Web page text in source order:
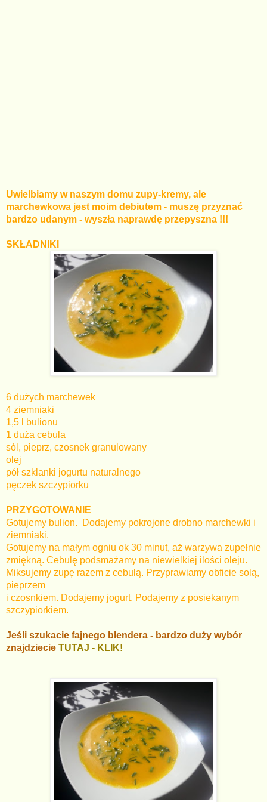
Uwielbiamy w naszym domu zupy-kremy, ale
marchewkowa jest moim debiutem - muszę przyznać
bardzo udanym - wyszła naprawdę przepyszna !!!
SKŁADNIKI
6 dużych marchewek
4 ziemniaki
1,5 l bulionu
1 duża cebula
sól, pieprz, czosnek granulowany
olej
pół szklanki jogurtu naturalnego
pęczek szczypiorku
PRZYGOTOWANIE
Gotujemy bulion. Dodajemy pokrojone drobno marchewki i
ziemniaki.
Gotujemy na małym ogniu ok 30 minut, aż warzywa zupełnie
zmiękną. Cebulę podsmażamy na niewielkiej ilości oleju.
Miksujemy zupę razem z cebulą. Przyprawiamy obficie solą,
pieprzem
i czosnkiem. Dodajemy jogurt. Podajemy z posiekanym
szczypiorkiem.
Jeśli szukacie fajnego blendera - bardzo duży wybór
znajdziecie TUTAJ - KLIK!